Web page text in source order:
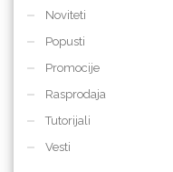
Noviteti
Popusti
Promocije
Rasprodaja
Tutorijali
Vesti